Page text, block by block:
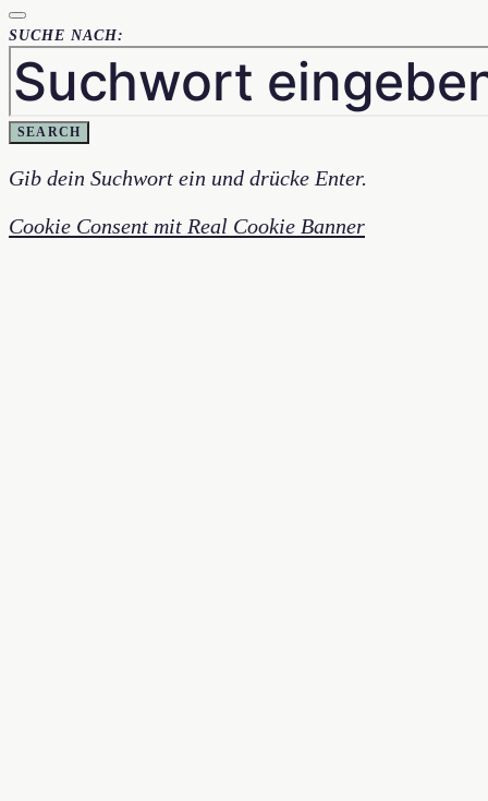
SUCHE NACH:
SEARCH
Gib dein Suchwort ein und drücke Enter.
Cookie Consent mit Real Cookie Banner